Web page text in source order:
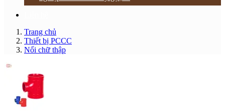
Trang chủ
Thiết bị PCCC
Nối chữ thập